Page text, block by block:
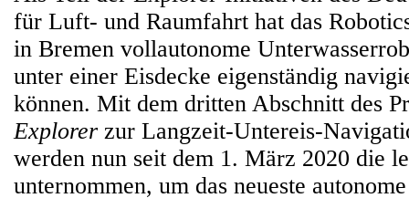
für Luft- und Raumfahrt hat das
in Bremen vollautonome
unter einer Eisdecke eigenständig
können. Mit dem dritten Abschnitt des
Explorer zur Langzeit-Untereis-
werden nun seit dem 1. März 2020 die
unternommen, um das neueste autonome